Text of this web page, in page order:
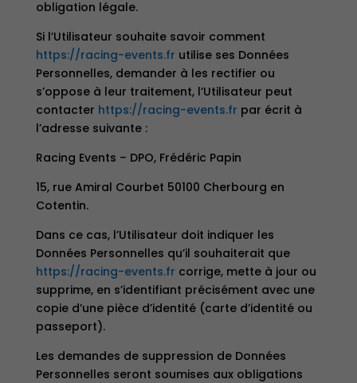
obligation légale.
Si l’Utilisateur souhaite savoir comment
https://racing-events.fr utilise ses Données
Personnelles, demander à les rectifier ou
s’oppose à leur traitement, l’Utilisateur peut
contacter https://racing-events.fr par écrit à
l’adresse suivante :
Racing Events – DPO, Frédéric Papin
15, rue Amiral Courbet 50100 Cherbourg en
Cotentin.
Dans ce cas, l’Utilisateur doit indiquer les
Données Personnelles qu’il souhaiterait que
https://racing-events.fr corrige, mette à jour ou
supprime, en s’identifiant précisément avec une
copie d’une pièce d’identité (carte d’identité ou
passeport).
Les demandes de suppression de Données
Personnelles seront soumises aux obligations